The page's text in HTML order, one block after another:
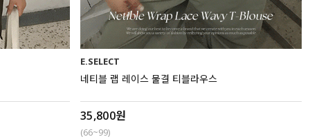
E.SELECT
네티블 랩 레이스 물결 티블라우스
35,800원
(66~99)